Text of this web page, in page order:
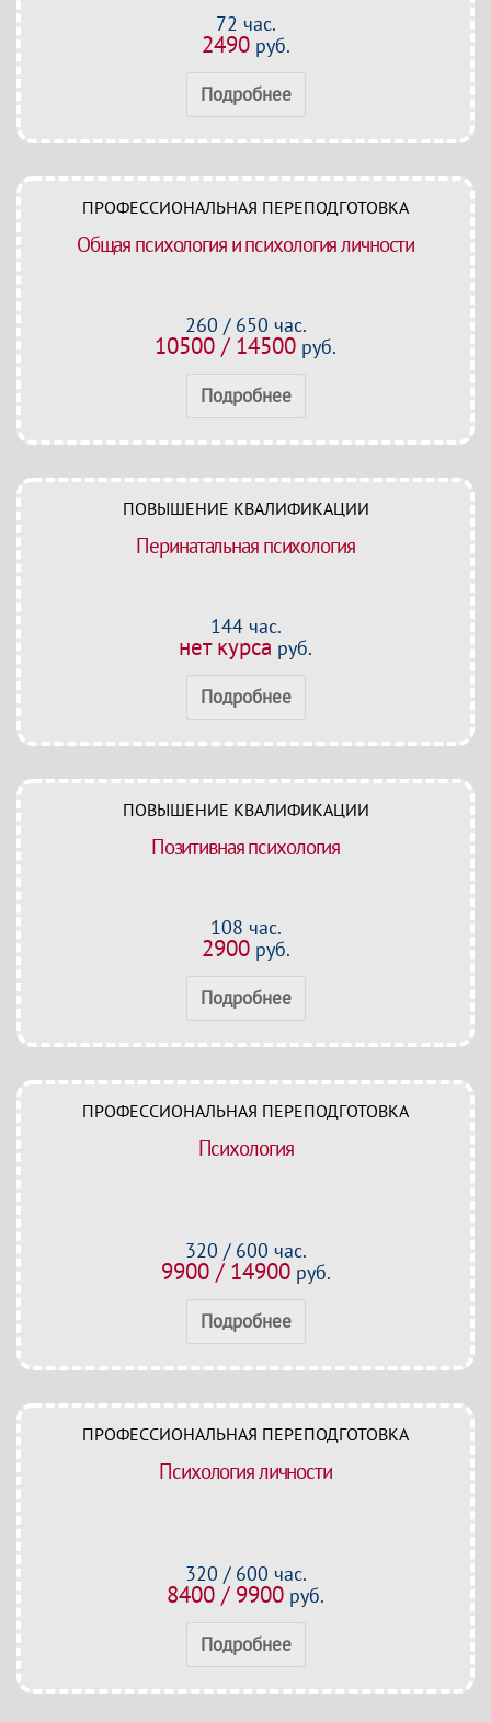
72 час.
2490руб.
Подробнее
ПРОФЕССИОНАЛЬНАЯ ПЕРЕПОДГОТОВКА
Общая психология и психология личности
260 / 650 час.
10500 / 14500 руб.
Подробнее
ПОВЫШЕНИЕ КВАЛИФИКАЦИИ
Перинатальная психология
144 час.
нет курса руб.
Подробнее
ПОВЫШЕНИЕ КВАЛИФИКАЦИИ
Позитивная психология
108 час.
2900руб.
Подробнее
ПРОФЕССИОНАЛЬНАЯ ПЕРЕПОДГОТОВКА
Психология
320 / 600 час.
9900 / 14900руб.
Подробнее
ПРОФЕССИОНАЛЬНАЯ ПЕРЕПОДГОТОВКА
Психология личности
320 / 600 час.
8400 / 9900 руб.
Подробнее